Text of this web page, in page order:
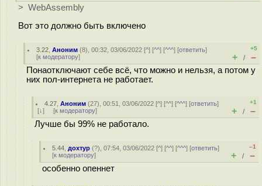
> WebAssembly
Вот это должно быть включено
3.22 ,Аноним (8), 00:32, 03/06/2022 [^] [^^] [^^^] [ответить]
[к модератору]
+5
+ / –
Понаотключают себе всё, что можно и нельзя, а потом у
них пол-интернета не работает.
4.27 ,Аноним (27), 00:51, 03/06/2022 [^] [^^] [^^^] [ответить]
[↓] [к модератору]
+1
+ / –
Лучше бы 99% не работало.
5.44 дохтур (?), 07:54, 03/06/2022 [^] [^^] [^^^] [ответить]
[к модератору]
–1
+ / –
особенно опеннет